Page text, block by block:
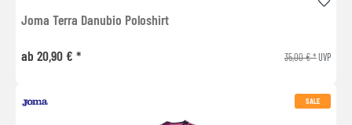
Joma Terra Danubio Poloshirt
ab 20,90 € * 35,00 € *UVP
SALE